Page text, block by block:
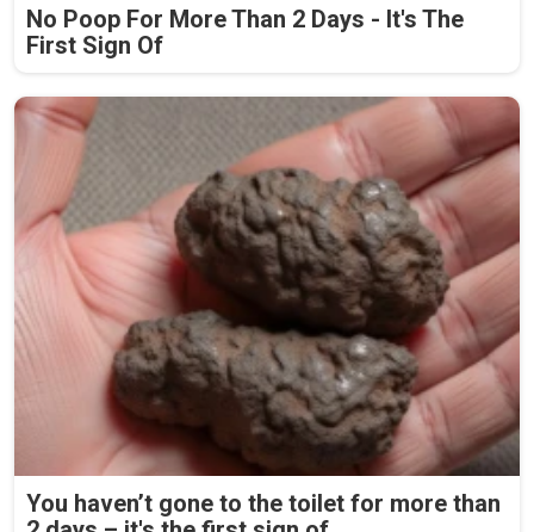
No Poop For More Than 2 Days - It's The
First Sign Of
You haven’t gone to the toilet for more than